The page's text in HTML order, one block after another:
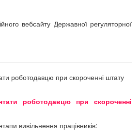
вебсайту Державної регуляторної
роботодавцю при скороченні
вивільнення працівників: